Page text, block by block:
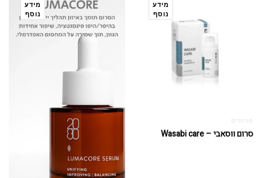
מידע
נוסף
סרומים
סרום ווסאבי – Wasabi care
מידע
נוסף